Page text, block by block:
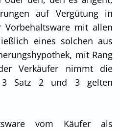
auf Vergütung in
Vorbehaltsware mit allen
eines solchen aus
mit Rang
Verkäufer nimmt die
3 Satz 2 und 3 gelten
vom Käufer als